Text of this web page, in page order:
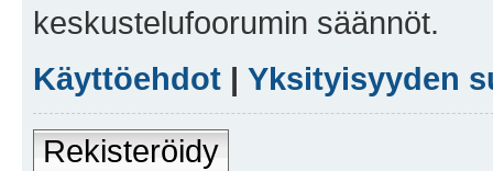
keskustelufoorumin säännöt.
Käyttöehdot | Yksityisyyden
Rekisteröidy